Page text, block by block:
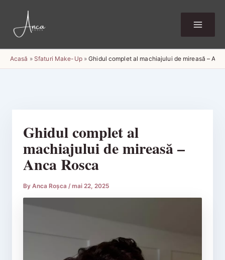
content
Acasă » Sfaturi Make-Up»Ghidul complet al machiajului de mireasă –
Ghidul complet al
machiajului de mireasă –
Anca Rosca
By Anca Roșca /mai 22, 2025